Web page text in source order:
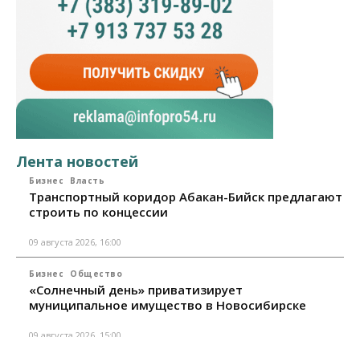
Лента новостей
Бизнес Власть
Транспортный коридор Абакан-Бийск предлагают
строить по концессии
09 августа 2026, 16:00
Бизнес Общество
«Солнечный день» приватизирует
муниципальное имущество в Новосибирске